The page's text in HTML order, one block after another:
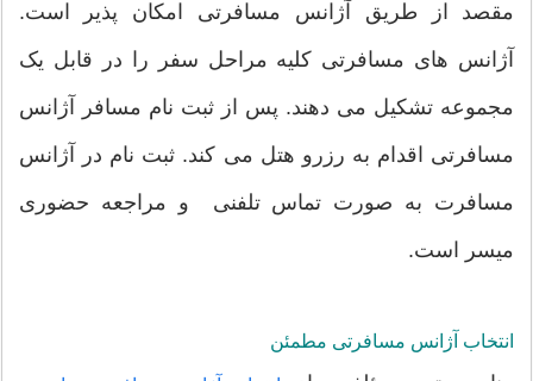
مقصد از طریق آژانس مسافرتی امکان پذیر است.
آژانس های مسافرتی کلیه مراحل سفر را در قابل یک
مجموعه تشکیل می دهند. پس از ثبت نام مسافر آژانس
مسافرتی اقدام به رزرو هتل می کند. ثبت نام در آژانس
مسافرت به صورت تماس تلفنی و مراجعه حضوری
میسر است.
انتخاب آژانس مسافرتی مطمئن